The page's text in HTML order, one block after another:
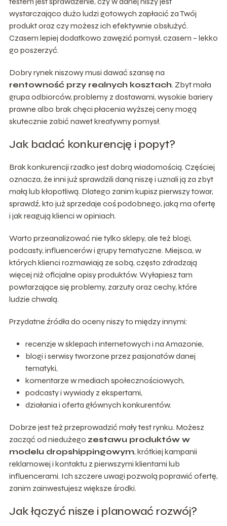
wystarczająco dużo ludzi gotowych zapłacić za Twój
produkt oraz czy możesz ich efektywnie obsłużyć.
Czasem lepiej dodatkowo zawęzić pomysł, czasem – lekko
go poszerzyć.
Dobry rynek niszowy musi dawać szansę na
rentowność przy realnych kosztach. Zbyt mała
grupa odbiorców, problemy z dostawami, wysokie bariery
prawne albo brak chęci płacenia wyższej ceny mogą
skutecznie zabić nawet kreatywny pomysł.
Jak badać konkurencję i popyt?
Brak konkurencji rzadko jest dobrą wiadomością. Częściej
oznacza, że inni już sprawdzili daną niszę i uznali ją za zbyt
małą lub kłopotliwą. Dlatego zanim kupisz pierwszy towar,
sprawdź, kto już sprzedaje coś podobnego, jaką ma ofertę
i jak reagują klienci w opiniach.
Warto przeanalizować nie tylko sklepy, ale też blogi,
podcasty, influencerów i grupy tematyczne. Miejsca, w
których klienci rozmawiają ze sobą, często zdradzają
więcej niż oficjalne opisy produktów. Wyłapiesz tam
powtarzające się problemy, zarzuty oraz cechy, które
ludzie chwalą.
Przydatne źródła do oceny niszy to między innymi:
recenzje w sklepach internetowych i na Amazonie,
blogi i serwisy tworzone przez pasjonatów danej
tematyki,
komentarze w mediach społecznościowych,
podcasty i wywiady z ekspertami,
działania i oferta głównych konkurentów.
Dobrze jest też przeprowadzić mały test rynku. Możesz
zacząć od niedużego zestawu produktów w
modelu dropshippingowym, krótkiej kampanii
reklamowej i kontaktu z pierwszymi klientami lub
influencerami. Ich szczere uwagi pozwolą poprawić ofertę,
zanim zainwestujesz większe środki.
Jak łączyć nisze i planować rozwój?